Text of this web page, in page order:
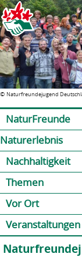
© Naturfreundejugend
NaturFreunde
Naturerlebnis
Nachhaltigkeit
Themen
Vor Ort
Veranstaltungen